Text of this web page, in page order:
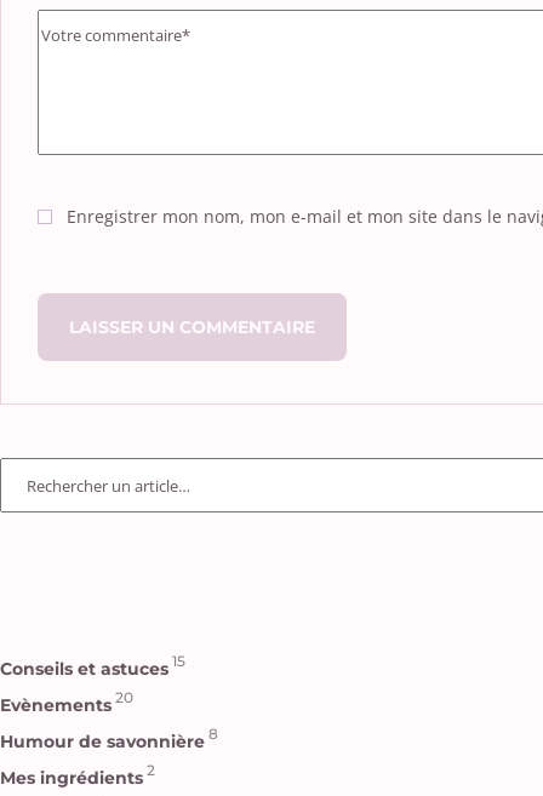
Enregistrer mon nom, mon e-mail et mon site dans le
Conseils et astuces 15
Evènements 20
Humour de savonnière 8
Mes ingrédients 2